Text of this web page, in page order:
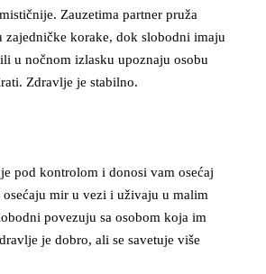
Zauzetima partner pruža
zajedničke korake, dok slobodni imaju
u nočnom izlasku upoznaju osobu
Zdravlje je stabilno.
pod kontrolom i donosi vam osećaj
osećaju mir u vezi i uživaju u malim
povezuju sa osobom koja im
je dobro, ali se savetuje više